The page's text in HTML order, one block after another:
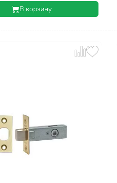
В корзину